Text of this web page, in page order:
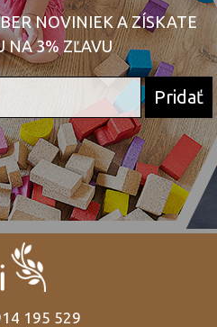
NOVINIEK A ZÍSKATE
NA 3% ZĽAVU
195 529